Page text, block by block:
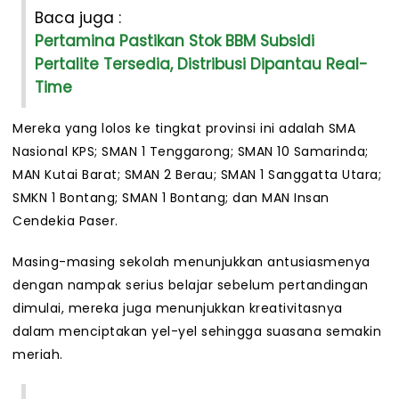
Baca juga :
Pertamina Pastikan Stok BBM Subsidi
Pertalite Tersedia, Distribusi Dipantau Real-
Time
Mereka yang lolos ke tingkat provinsi ini adalah SMA
Nasional KPS; SMAN 1 Tenggarong; SMAN 10 Samarinda;
MAN Kutai Barat; SMAN 2 Berau; SMAN 1 Sanggatta Utara;
SMKN 1 Bontang; SMAN 1 Bontang; dan MAN Insan
Cendekia Paser.
Masing-masing sekolah menunjukkan antusiasmenya
dengan nampak serius belajar sebelum pertandingan
dimulai, mereka juga menunjukkan kreativitasnya
dalam menciptakan yel-yel sehingga suasana semakin
meriah.